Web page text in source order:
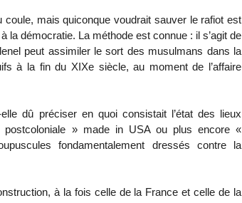
coule, mais quiconque voudrait sauver le rafiot est
la démocratie. La méthode est connue : il s’agit de
peut assimiler le sort des musulmans dans la
à la fin du XIXe siècle, au moment de l’affaire
dû préciser en quoi consistait l’état des lieux
postcoloniale » made in USA ou plus encore «
fondamentalement dressés contre la
à la fois celle de la France et celle de la